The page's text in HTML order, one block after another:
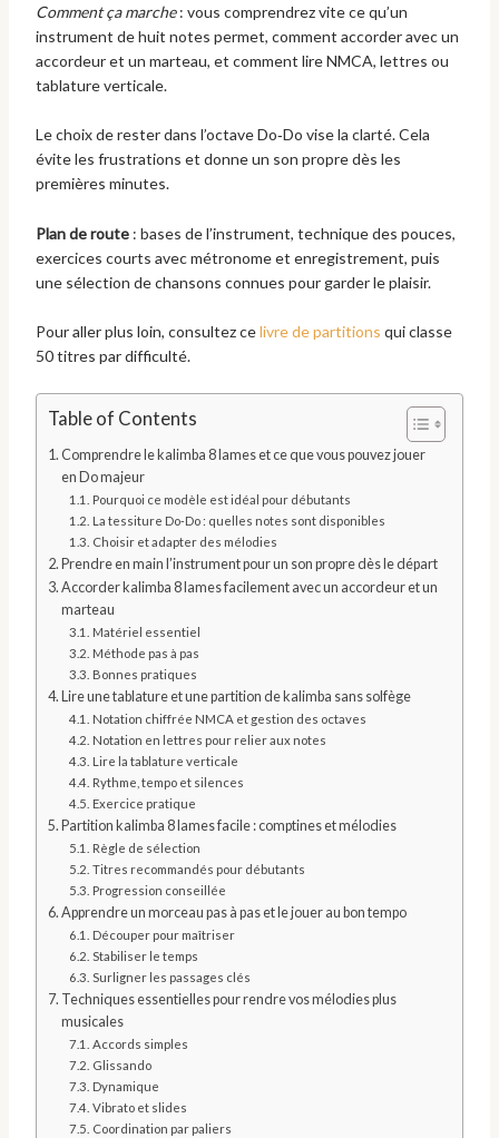
Comment ça marche: vous comprendrez vite ce qu’un
instrument de huit notes permet, comment accorder avec un
accordeur et un marteau, et comment lire NMCA, lettres ou
tablature verticale.
Le choix de rester dans l’octave Do‑Do vise la clarté. Cela
évite les frustrations et donne un son propre dès les
premières minutes.
Plan de route: bases de l’instrument, technique des pouces,
exercices courts avec métronome et enregistrement, puis
une sélection de chansons connues pour garder le plaisir.
Pour aller plus loin, consultez celivre de partitions qui classe
50 titres par difficulté.
Table of Contents
Comprendre le kalimba 8 lames et ce que vous pouvez jouer
en Do majeur
Pourquoi ce modèle est idéal pour débutants
La tessiture Do‑Do : quelles notes sont disponibles
Choisir et adapter des mélodies
Prendre en main l’instrument pour un son propre dès le départ
Accorder kalimba 8 lames facilement avec un accordeur et un
marteau
Matériel essentiel
Méthode pas à pas
Bonnes pratiques
Lire une tablature et une partition de kalimba sans solfège
Notation chiffrée NMCA et gestion des octaves
Notation en lettres pour relier aux notes
Lire la tablature verticale
Rythme, tempo et silences
Exercice pratique
Partition kalimba 8 lames facile : comptines et mélodies
Règle de sélection
Titres recommandés pour débutants
Progression conseillée
Apprendre un morceau pas à pas et le jouer au bon tempo
Découper pour maîtriser
Stabiliser le temps
Surligner les passages clés
Techniques essentielles pour rendre vos mélodies plus
musicales
Accords simples
Glissando
Dynamique
Vibrato et slides
Coordination par paliers